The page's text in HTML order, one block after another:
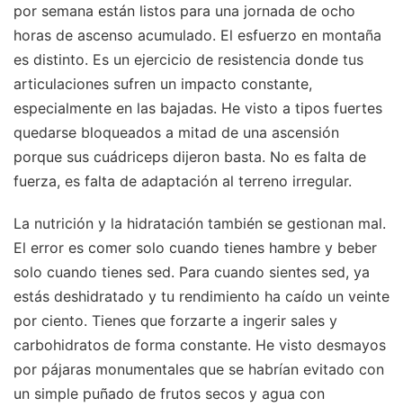
por semana están listos para una jornada de ocho
horas de ascenso acumulado. El esfuerzo en montaña
es distinto. Es un ejercicio de resistencia donde tus
articulaciones sufren un impacto constante,
especialmente en las bajadas. He visto a tipos fuertes
quedarse bloqueados a mitad de una ascensión
porque sus cuádriceps dijeron basta. No es falta de
fuerza, es falta de adaptación al terreno irregular.
La nutrición y la hidratación también se gestionan mal.
El error es comer solo cuando tienes hambre y beber
solo cuando tienes sed. Para cuando sientes sed, ya
estás deshidratado y tu rendimiento ha caído un veinte
por ciento. Tienes que forzarte a ingerir sales y
carbohidratos de forma constante. He visto desmayos
por pájaras monumentales que se habrían evitado con
un simple puñado de frutos secos y agua con